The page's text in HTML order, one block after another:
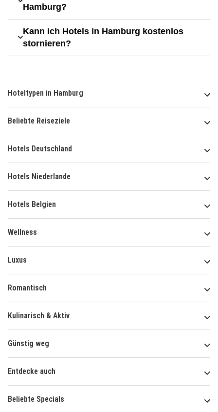
Hamburg?
Kann ich Hotels in Hamburg kostenlos
stornieren?
Hoteltypen in Hamburg
Beliebte Reiseziele
Hotels Deutschland
Hotels Niederlande
Hotels Belgien
Wellness
Luxus
Romantisch
Kulinarisch & Aktiv
Günstig weg
Entdecke auch
Beliebte Specials